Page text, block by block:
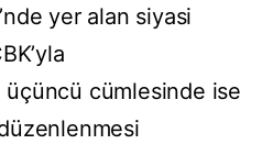
yer alan siyasi
cümlesinde ise